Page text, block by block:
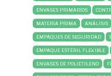
ENVASES PRIMARIOS
MATERIA PRIMA ANÁLISIS
EMPAQUES DE SEGURIDAD
EMPAQUE ESTÉRIL FLEXIBLE
ENVASES DE POLIETILENO